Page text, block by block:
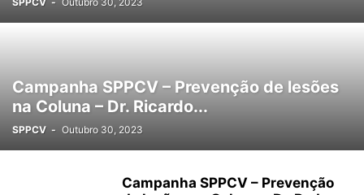
Campanha SPPCV – Prevenção de lesões
na Coluna – Dr. Ricardo...
SPPCV - Outubro 30, 2023
Campanha SPPCV – Prevenção